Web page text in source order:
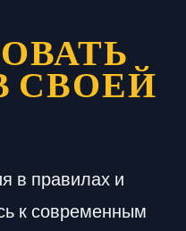
СВОЕЙ
в правилах и
к современным